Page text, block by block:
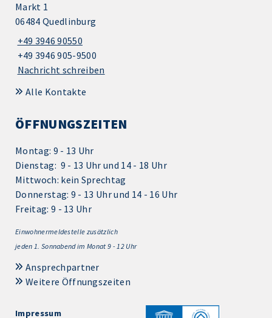
Markt 1
06484 Quedlinburg
+49 3946 90550
+49 3946 905-9500
Nachricht schreiben
Alle Kontakte
ÖFFNUNGSZEITEN
Montag: 9 - 13 Uhr
Dienstag: 9 - 13 Uhr und 14 - 18 Uhr
Mittwoch: kein Sprechtag
Donnerstag: 9 - 13 Uhr und 14 - 16 Uhr
Freitag: 9 - 13 Uhr
Einwohnermeldestelle zusätzlich
jeden 1. Sonnabend im Monat 9 - 12 Uhr
Ansprechpartner
Weitere Öffnungszeiten
Impressum